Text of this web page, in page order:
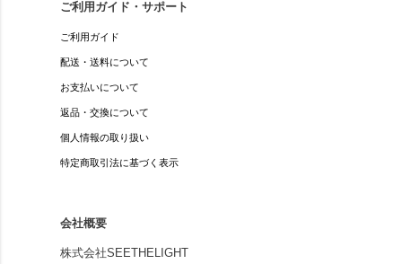
ご利用ガイド・サポート
ご利用ガイド
配送・送料について
お支払いについて
返品・交換について
個人情報の取り扱い
特定商取引法に基づく表示
会社概要
株式会社SEETHELIGHT